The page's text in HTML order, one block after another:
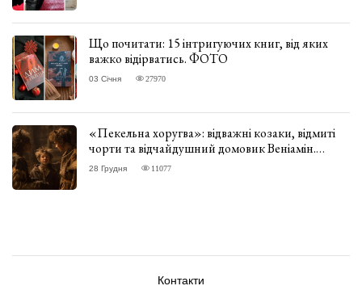
Що почитати: 15 інтригуючих книг, від яких
важко відірватись. ФОТО
03 Січня 27970
«Пекельна хоругва»: відважні козаки, відмиті
чорти та відчайдушний домовик Веніамін.
ВІДГУК
28 Грудня 11077
Контакти